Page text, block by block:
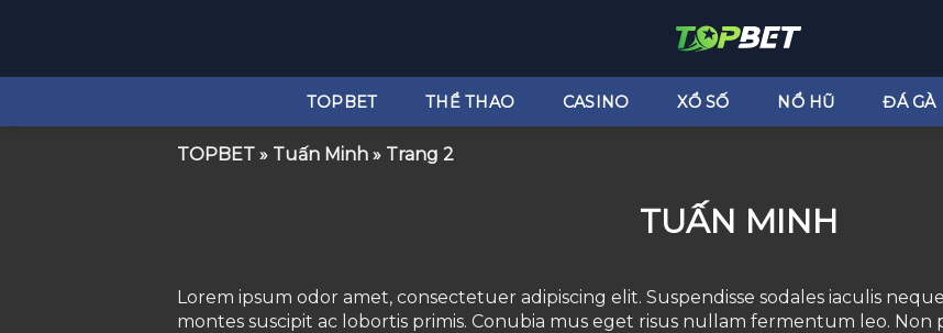
TOPBET THỂ THAO CASINO XỔ SỐ NỔ HŨ ĐÁ GÀ
TOPBET» Tuấn Minh» Trang 2
TUẤN MINH
Lorem ipsum odor amet, consectetuer adipiscing elit. Suspendisse sodales iaculis
montes suscipit ac lobortis primis. Conubia mus eget risus nullam fermentum leo.